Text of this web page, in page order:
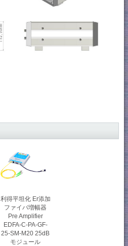
利得平坦化 Er添加
ファイバ増幅器
Pre Amplifier
EDFA-C-PA-GF-
25-SM-M20 25dB
モジュール